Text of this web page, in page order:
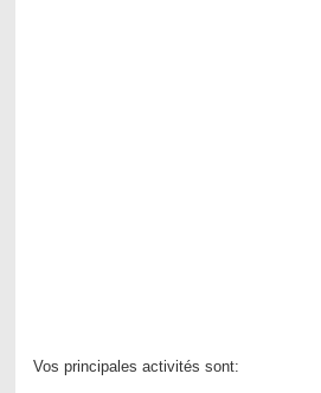
Vos principales activités sont: